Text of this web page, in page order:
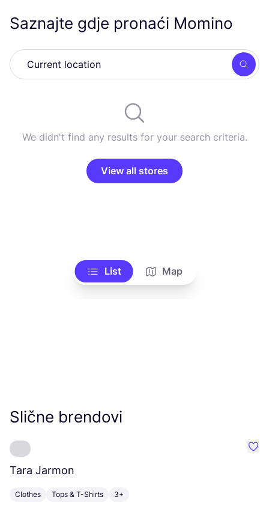
Saznajte gdje pronaći Momino
We didn't find any results for your search criteria.
View all stores
List Map
Slične brendovi
Tara Jarmon
Clothes Tops & T-Shirts 3+